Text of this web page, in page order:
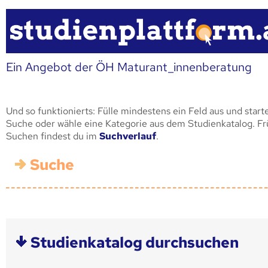
Ein Angebot der ÖH Maturant_innenberatung
Und so funktionierts: Fülle mindestens ein Feld aus und
Suche oder wähle eine Kategorie aus dem Studienkatalog.
Suchen findest du im Suchverlauf.
Suche
Studienkatalog durchsuchen